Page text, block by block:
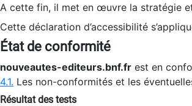
A cette fin, il met en œuvre la stratégie
Cette déclaration d’accessibilité
État de conformité
nouveautes-editeurs.bnf.fr est en
4.1. Les non-conformités et les
Résultat des tests